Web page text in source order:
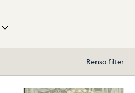
Rensa filter